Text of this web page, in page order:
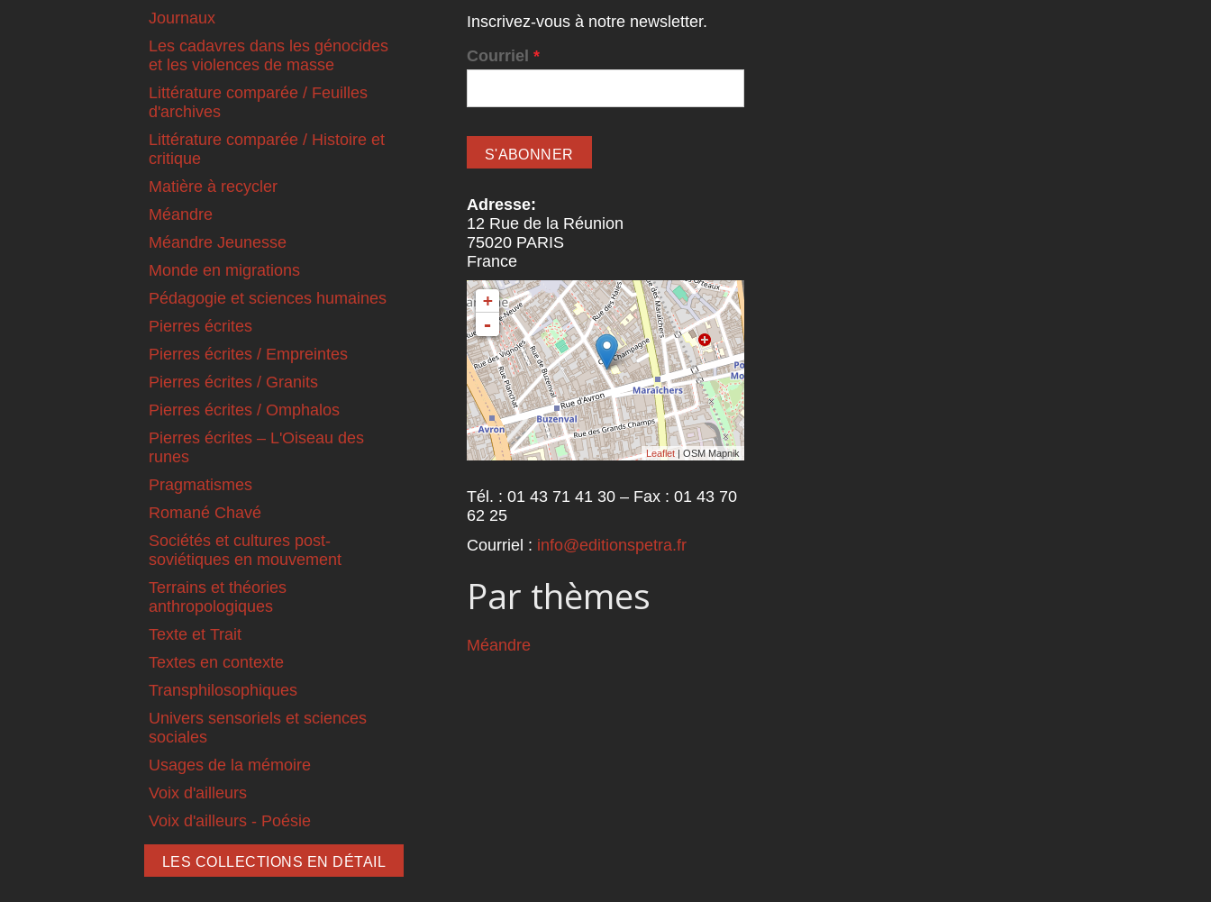
Journaux
Les cadavres dans les génocides
et les violences de masse
Littérature comparée / Feuilles
d'archives
Littérature comparée / Histoire et
critique
Matière à recycler
Méandre
Méandre Jeunesse
Monde en migrations
Pédagogie et sciences humaines
Pierres écrites
Pierres écrites / Empreintes
Pierres écrites / Granits
Pierres écrites / Omphalos
Pierres écrites – L'Oiseau des
runes
Pragmatismes
Romané Chavé
Sociétés et cultures post-
soviétiques en mouvement
Terrains et théories
anthropologiques
Texte et Trait
Textes en contexte
Transphilosophiques
Univers sensoriels et sciences
sociales
Usages de la mémoire
Voix d'ailleurs
Voix d'ailleurs - Poésie
LES COLLECTIONS EN DÉTAIL
Inscrivez-vous à notre newsletter.
Courriel *
Adresse:
12 Rue de la Réunion
75020 PARIS
France
+
-
Leaflet | OSM Mapnik
Tél. : 01 43 71 41 30 – Fax : 01 43 70
62 25
Courriel : info@editionspetra.fr
Par thèmes
Méandre